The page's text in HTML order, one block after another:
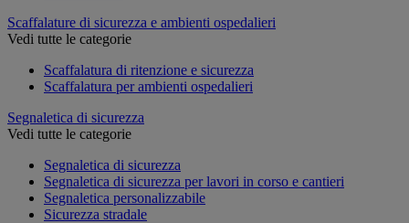
Scaffalature di sicurezza e ambienti ospedalieri
Vedi tutte le categorie
Scaffalatura di ritenzione e sicurezza
Scaffalatura per ambienti ospedalieri
Segnaletica di sicurezza
Vedi tutte le categorie
Segnaletica di sicurezza
Segnaletica di sicurezza per lavori in corso e cantieri
Segnaletica personalizzabile
Sicurezza stradale